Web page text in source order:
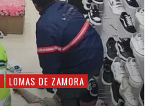
LOMAS DE ZAMORA